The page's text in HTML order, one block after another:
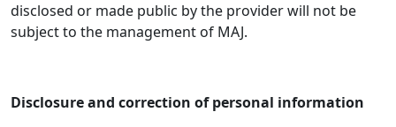
disclosed or made public by the provider will not be
subject to the management of MAJ.
Disclosure and correction of personal information